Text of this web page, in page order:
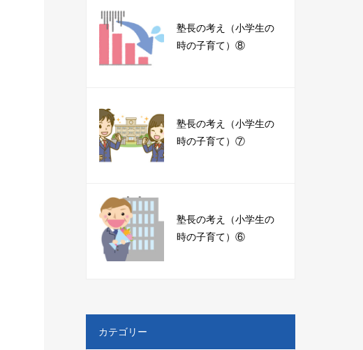
塾長の考え（小学生の
時の子育て）⑧
塾長の考え（小学生の
時の子育て）⑦
塾長の考え（小学生の
時の子育て）⑥
カテゴリー